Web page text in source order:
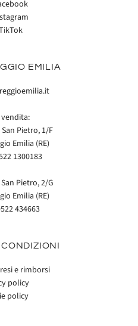
EMILIA
Pietro, 1/F
Emilia (RE)
1300183
Pietro, 2/G
Emilia (RE)
434663
e rimborsi
policy
policy